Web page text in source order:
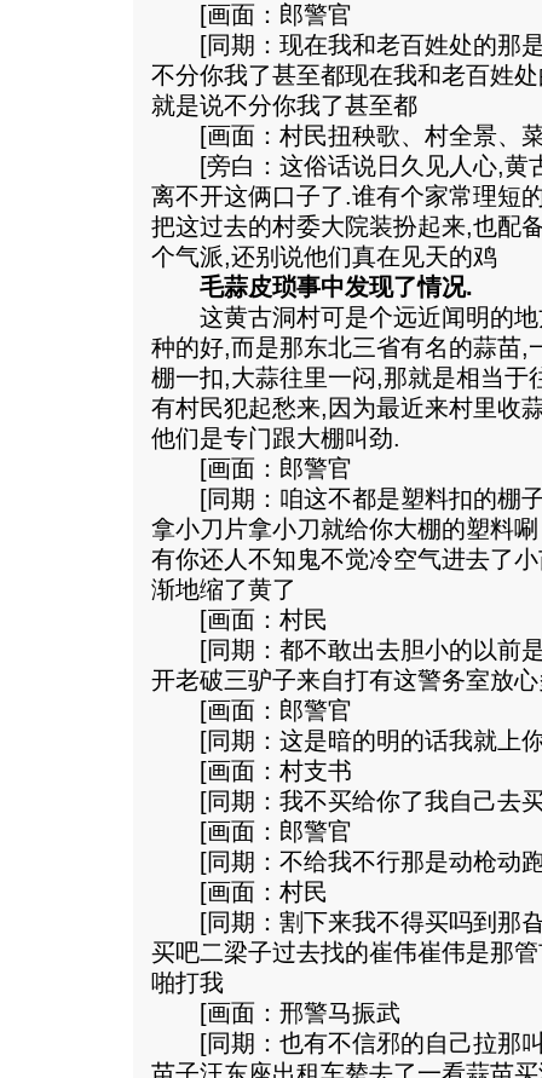
[画面：郎警官
[同期：现在我和老百姓处的那是
不分你我了甚至都现在我和老百姓
就是说不分你我了甚至都
[画面：村民扭秧歌、村全景、
[旁白：这俗话说日久见人心,黄
离不开这俩口子了.谁有个家常理短
把这过去的村委大院装扮起来,也配
个气派,还别说他们真在见天的鸡
毛蒜皮琐事中发现了情况.
这黄古洞村可是个远近闻明的地
种的好,而是那东北三省有名的蒜苗,
棚一扣,大蒜往里一闷,那就是相当于
有村民犯起愁来,因为最近来村里收
他们是专门跟大棚叫劲.
[画面：郎警官
[同期：咱这不都是塑料扣的棚子
拿小刀片拿小刀就给你大棚的塑料
有你还人不知鬼不觉冷空气进去了
渐地缩了黄了
[画面：村民
[同期：都不敢出去胆小的以前是
开老破三驴子来自打有这警务室放
[画面：郎警官
[同期：这是暗的明的话我就上你
[画面：村支书
[同期：我不买给你了我自己去
[画面：郎警官
[同期：不给我不行那是动枪动
[画面：村民
[同期：割下来我不得买吗到那旮
买吧二梁子过去找的崔伟崔伟是那
啪打我
[画面：邢警马振武
[同期：也有不信邪的自己拉那叫